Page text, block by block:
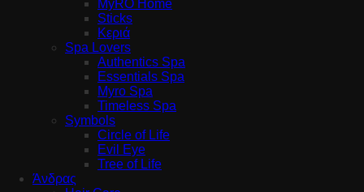
MyRO Home
Sticks
Κεριά
Spa Lovers
Authentics Spa
Essentials Spa
Myro Spa
Timeless Spa
Symbols
Circle of Life
Evil Eye
Tree of Life
Άνδρας